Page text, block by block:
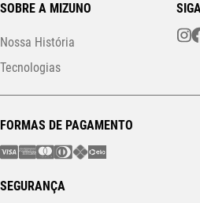
SOBRE A MIZUNO
Nossa História
Tecnologias
FORMAS DE PAGAMENTO
SEGURANÇA